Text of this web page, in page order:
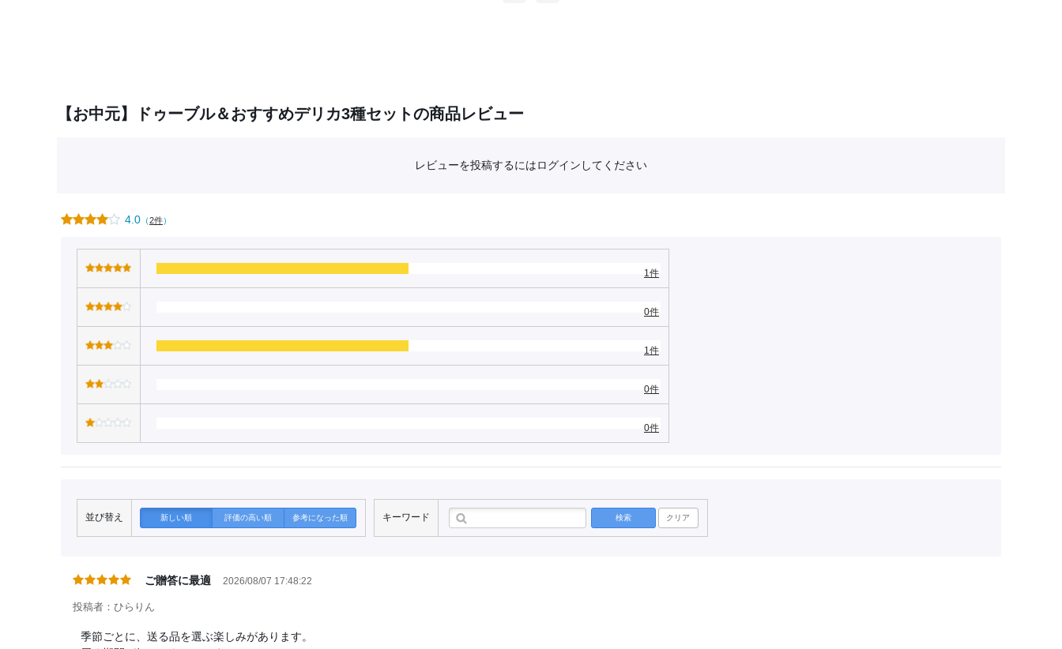
【お中元】ドゥーブル＆おすすめデリカ3種セットの商品レビュー
レビューを投稿するにはログイン してください
4.0 （2件）
1件
0件
1件
0件
0件
並び替え 新しい順 評価の高い順 参考になった順 キーワード 検索 クリア
ご贈答に最適 2026/08/07 17:48:22
投稿者：ひらりん
季節ごとに、送る品を選ぶ楽しみがあります。